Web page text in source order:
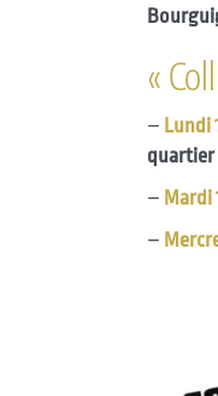
«
– Lundi
quartier
– Mardi
–